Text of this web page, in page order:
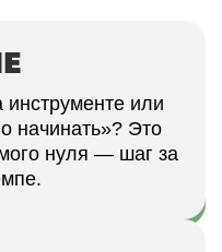
инструменте или
начинать»? Это
нуля — шаг за